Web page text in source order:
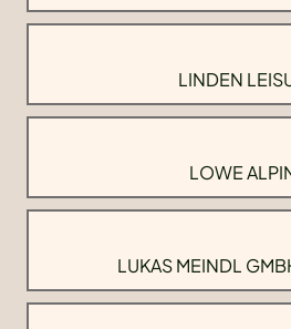
LINDEN
LOWE
LUKAS MEINDL